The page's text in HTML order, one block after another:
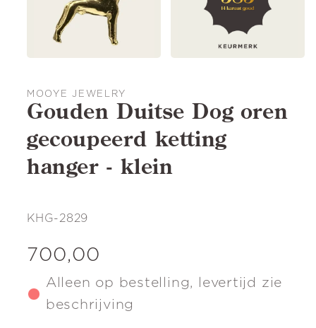
MOOYE JEWELRY
Gouden Duitse Dog oren
gecoupeerd ketting
hanger - klein
SKU:
KHG-2829
Normale
prijs
700,00
Alleen op bestelling, levertijd zie
beschrijving